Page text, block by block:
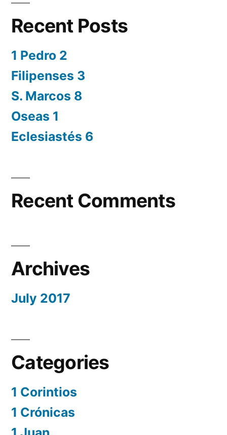
Recent Posts
1 Pedro 2
Filipenses 3
S. Marcos 8
Oseas 1
Eclesiastés 6
Recent Comments
Archives
July 2017
Categories
1 Corintios
1 Crónicas